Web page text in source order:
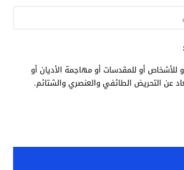
للأشخاص أو للمقدسات أو مهاجمة الأديان أو
عن التحريض الطائفي والعنصري والشتائم.